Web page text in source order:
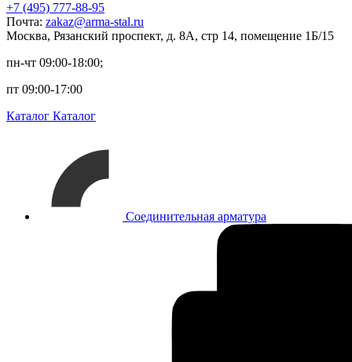
+7 (495) 777-88-95
Почта: zakaz@arma-stal.ru
Москва, Рязанский проспект, д. 8А, стр 14, помещение 1Б/15
пн-чт 09:00-18:00;
пт 09:00-17:00
Каталог Каталог
Соединительная арматура